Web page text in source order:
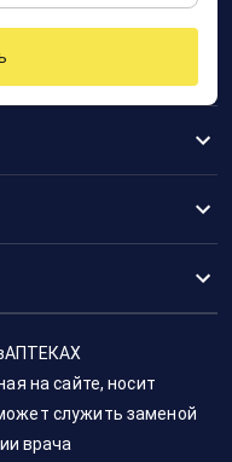
на сайте, носит
служить заменой
врача